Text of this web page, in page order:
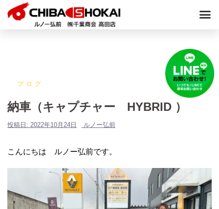
ブログ
納車（キャプチャー HYBRID ）
投稿日: 2022年10月24日 ルノー弘前
こんにちは ルノー弘前です。